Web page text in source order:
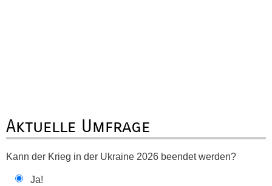
Aktuelle Umfrage
Kann der Krieg in der Ukraine 2026 beendet werden?
Ja!